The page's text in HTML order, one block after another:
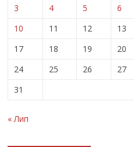
3
4 5 6
10
11 12 13
17
18 19 20
24
25 26 27
31
« Лип